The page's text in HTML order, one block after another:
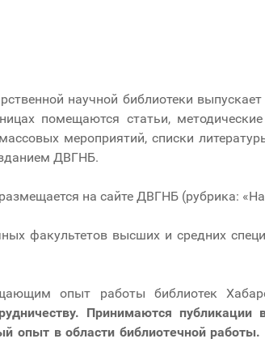
научной библиотеки
помещаются статьи,
мероприятий, списки
ДВГНБ.
на сайте ДВГНБ (рубрика:
факультетов высших и средних
опыт работы библиотек
Принимаются публикации
в области библиотечной работы.